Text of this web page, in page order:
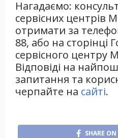
Нагадаємо:
сервісних центрів
отримати за
88, або на сторінці
сервісного центру
Відповіді на
запитання та
черпайте на сайті.
SHARE